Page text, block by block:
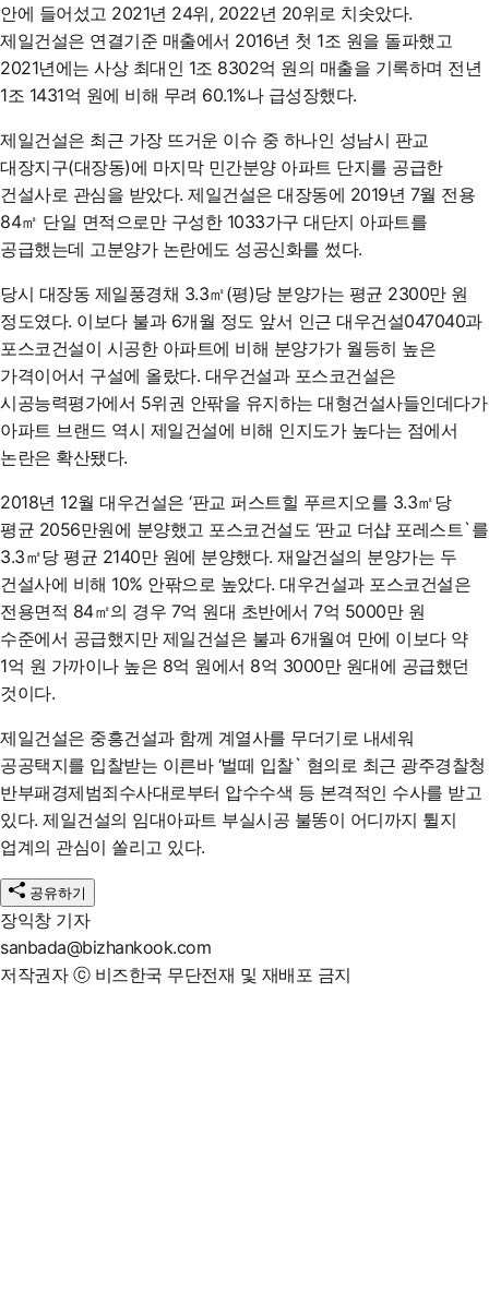
안에 들어섰고 2021년 24위, 2022년 20위로 치솟았다.
제일건설은 연결기준 매출에서 2016년 첫 1조 원을 돌파했고
2021년에는 사상 최대인 1조 8302억 원의 매출을 기록하며 전년
1조 1431억 원에 비해 무려 60.1%나 급성장했다.
제일건설은 최근 가장 뜨거운 이슈 중 하나인 성남시 판교
대장지구(대장동)에 마지막 민간분양 아파트 단지를 공급한
건설사로 관심을 받았다. 제일건설은 대장동에 2019년 7월 전용
84㎡ 단일 면적으로만 구성한 1033가구 대단지 아파트를
공급했는데 고분양가 논란에도 성공신화를 썼다.
당시 대장동 제일풍경채 3.3㎡(평)당 분양가는 평균 2300만 원
정도였다. 이보다 불과 6개월 정도 앞서 인근 대우건설047040과
포스코건설이 시공한 아파트에 비해 분양가가 월등히 높은
가격이어서 구설에 올랐다. 대우건설과 포스코건설은
시공능력평가에서 5위권 안팎을 유지하는 대형건설사들인데다가
아파트 브랜드 역시 제일건설에 비해 인지도가 높다는 점에서
논란은 확산됐다.
2018년 12월 대우건설은 ‘판교 퍼스트힐 푸르지오를 3.3㎡당
평균 2056만원에 분양했고 포스코건설도 ‘판교 더샵 포레스트`를
3.3㎡당 평균 2140만 원에 분양했다. 재알건설의 분양가는 두
건설사에 비해 10% 안팎으로 높았다. 대우건설과 포스코건설은
전용면적 84㎡의 경우 7억 원대 초반에서 7억 5000만 원
수준에서 공급했지만 제일건설은 불과 6개월여 만에 이보다 약
1억 원 가까이나 높은 8억 원에서 8억 3000만 원대에 공급했던
것이다.
제일건설은 중흥건설과 함께 계열사를 무더기로 내세워
공공택지를 입찰받는 이른바 ‘벌떼 입찰` 혐의로 최근 광주경찰청
반부패경제범죄수사대로부터 압수수색 등 본격적인 수사를 받고
있다. 제일건설의 임대아파트 부실시공 불똥이 어디까지 튈지
업계의 관심이 쏠리고 있다.
공유하기
장익창 기자
sanbada@bizhankook.com
저작권자 ⓒ 비즈한국 무단전재 및 재배포 금지